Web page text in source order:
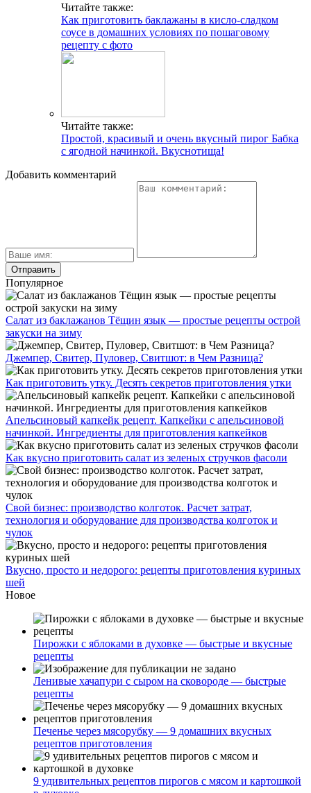
Читайте также:
Как приготовить баклажаны в кисло-сладком
соусе в домашних условиях по пошаговому
рецепту с фото
Читайте также:
Простой, красивый и очень вкусный пирог Бабка
с ягодной начинкой. Вкуснотища!
Добавить комментарий
Популярное
Салат из баклажанов Тёщин язык — простые рецепты острой
закуски на зиму
Джемпер, Свитер, Пуловер, Свитшот: в Чем Разница?
Как приготовить утку. Десять секретов приготовления утки
Апельсиновый капкейк рецепт. Капкейки с апельсиновой
начинкой. Ингредиенты для приготовления капкейков
Как вкусно приготовить салат из зеленых стручков фасоли
Свой бизнес: производство колготок. Расчет затрат,
технология и оборудование для производства колготок и
чулок
Вкусно, просто и недорого: рецепты приготовления куриных
шей
Новое
Пирожки с яблоками в духовке — быстрые и вкусные
рецепты
Ленивые хачапури с сыром на сковороде — быстрые
рецепты
Печенье через мясорубку — 9 домашних вкусных
рецептов приготовления
9 удивительных рецептов пирогов с мясом и картошкой